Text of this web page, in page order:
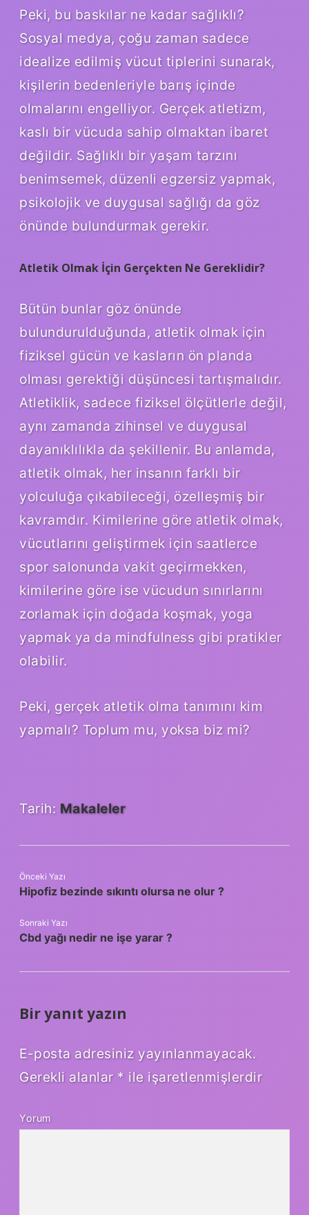
Peki, bu baskılar ne kadar sağlıklı?
Sosyal medya, çoğu zaman sadece
idealize edilmiş vücut tiplerini sunarak,
kişilerin bedenleriyle barış içinde
olmalarını engelliyor. Gerçek atletizm,
kaslı bir vücuda sahip olmaktan ibaret
değildir. Sağlıklı bir yaşam tarzını
benimsemek, düzenli egzersiz yapmak,
psikolojik ve duygusal sağlığı da göz
önünde bulundurmak gerekir.
Atletik Olmak İçin Gerçekten Ne Gereklidir?
Bütün bunlar göz önünde
bulundurulduğunda, atletik olmak için
fiziksel gücün ve kasların ön planda
olması gerektiği düşüncesi tartışmalıdır.
Atletiklik, sadece fiziksel ölçütlerle değil,
aynı zamanda zihinsel ve duygusal
dayanıklılıkla da şekillenir. Bu anlamda,
atletik olmak, her insanın farklı bir
yolculuğa çıkabileceği, özelleşmiş bir
kavramdır. Kimilerine göre atletik olmak,
vücutlarını geliştirmek için saatlerce
spor salonunda vakit geçirmekken,
kimilerine göre ise vücudun sınırlarını
zorlamak için doğada koşmak, yoga
yapmak ya da mindfulness gibi pratikler
olabilir.
Peki, gerçek atletik olma tanımını kim
yapmalı? Toplum mu, yoksa biz mi?
Tarih: Makaleler
Önceki Yazı
Hipofiz bezinde sıkıntı olursa ne olur ?
Sonraki Yazı
Cbd yağı nedir ne işe yarar ?
Bir yanıt yazın
E-posta adresiniz yayınlanmayacak.
Gerekli alanlar * ile işaretlenmişlerdir
Yorum